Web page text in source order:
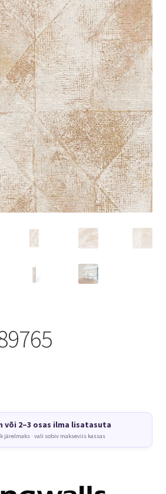
või 2–3 osas ilma lisatasuta
järelmaks · vali sobiv makseviis kassas